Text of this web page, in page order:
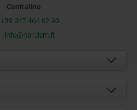
Centralino
+39 047 464 62 90
info@norelem.it